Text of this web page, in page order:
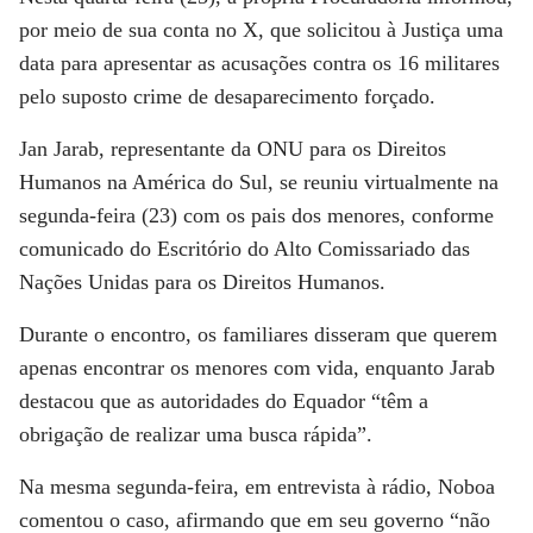
por meio de sua conta no X, que solicitou à Justiça uma
data para apresentar as acusações contra os 16 militares
pelo suposto crime de desaparecimento forçado.
Jan Jarab, representante da ONU para os Direitos
Humanos na América do Sul, se reuniu virtualmente na
segunda-feira (23) com os pais dos menores, conforme
comunicado do Escritório do Alto Comissariado das
Nações Unidas para os Direitos Humanos.
Durante o encontro, os familiares disseram que querem
apenas encontrar os menores com vida, enquanto Jarab
destacou que as autoridades do Equador “têm a
obrigação de realizar uma busca rápida”.
Na mesma segunda-feira, em entrevista à rádio, Noboa
comentou o caso, afirmando que em seu governo “não